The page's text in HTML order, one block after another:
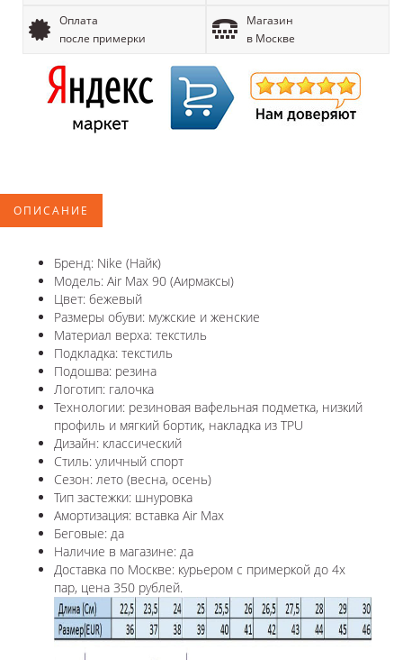
Оплата
после примерки
Магазин
в Москве
ОПИСАНИЕ
Бренд: Nike (Найк)
Модель: Air Max 90 (Аирмаксы)
Цвет: бежевый
Размеры обуви: мужские и женские
Материал верха: текстиль
Подкладка: текстиль
Подошва: резина
Логотип: галочка
Технологии: резиновая вафельная подметка, низкий
профиль и мягкий бортик, накладка из TPU
Дизайн: классический
Стиль: уличный спорт
Сезон: лето (весна, осень)
Тип застежки: шнуровка
Амортизация: вставка Air Max
Беговые: да
Наличие в магазине: да
Доставка по Москве: курьером с примеркой до 4х
пар, цена 350 рублей.